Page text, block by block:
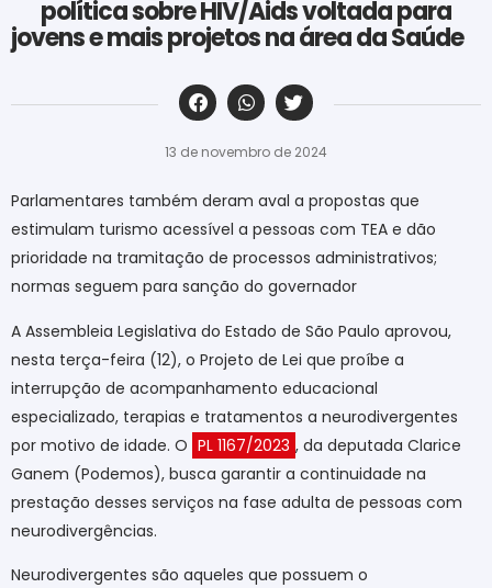
política sobre HIV/Aids voltada para
jovens e mais projetos na área da Saúde
‎ ‎ ‎ ‎ ‎ ‎ ‎ ‎ ‎ ‎ ‎ ‎ ‎ ‎ ‎ ‎ ‎ ‎ ‎ ‎ ‎ ‎ ‎ ‎ ‎ ‎ ‎ ‎ ‎ ‎ ‎
13 de novembro de 2024
Parlamentares também deram aval a propostas que
estimulam turismo acessível a pessoas com TEA e dão
prioridade na tramitação de processos administrativos;
normas seguem para sanção do governador
A Assembleia Legislativa do Estado de São Paulo aprovou,
nesta terça-feira (12), o Projeto de Lei que proíbe a
interrupção de acompanhamento educacional
especializado, terapias e tratamentos a neurodivergentes
por motivo de idade. O PL 1167/2023 , da deputada Clarice
Ganem (Podemos), busca garantir a continuidade na
prestação desses serviços na fase adulta de pessoas com
neurodivergências.
Neurodivergentes são aqueles que possuem o